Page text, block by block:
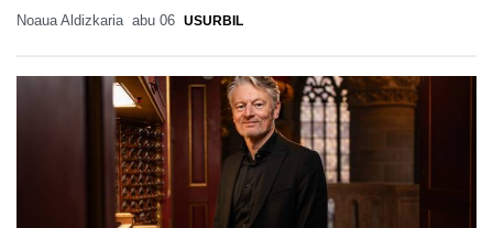
Noaua Aldizkaria abu 06 USURBIL